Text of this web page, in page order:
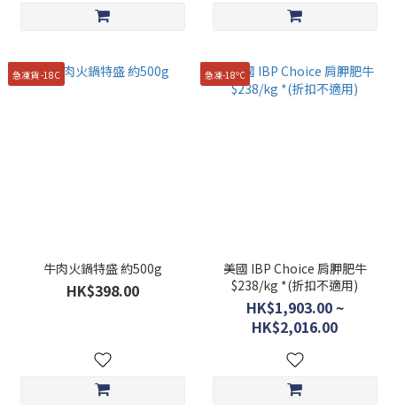
急凍貨 -18C
牛肉火鍋特盛 約500g
HK$398.00
急凍-18ºC
美國 IBP Choice 肩胛肥牛
$238/kg *(折扣不適用)
HK$1,903.00 ~
HK$2,016.00